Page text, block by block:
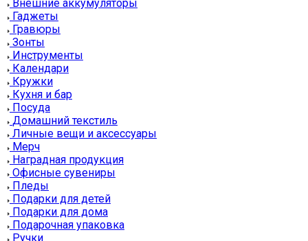
Внешние аккумуляторы
Гаджеты
Гравюры
Зонты
Инструменты
Календари
Кружки
Кухня и бар
Посуда
Домашний текстиль
Личные вещи и аксессуары
Мерч
Наградная продукция
Офисные сувениры
Пледы
Подарки для детей
Подарки для дома
Подарочная упаковка
Ручки